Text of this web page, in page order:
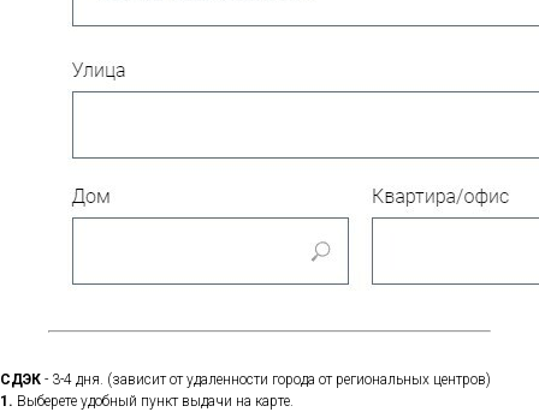
СДЭК - 3-4 дня. (зависит от удаленности города от региональных центров)
1. Выберете удобный пункт выдачи на карте.